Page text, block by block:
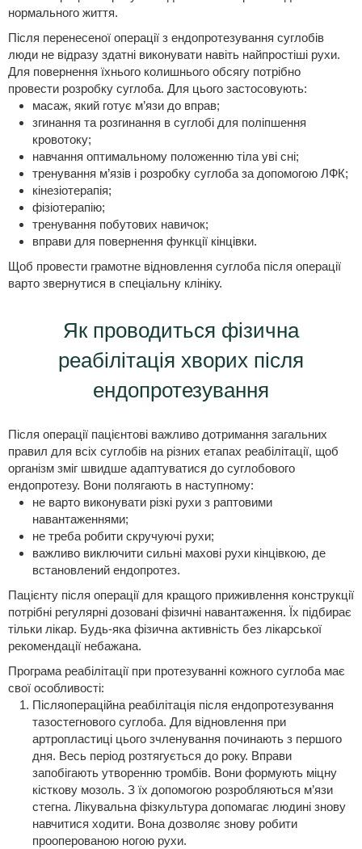
нормального життя.
Після перенесеної операції з ендопротезування суглобів
люди не відразу здатні виконувати навіть найпростіші рухи.
Для повернення їхнього колишнього обсягу потрібно
провести розробку суглоба. Для цього застосовують:
масаж, який готує м’язи до вправ;
згинання та розгинання в суглобі для поліпшення
кровотоку;
навчання оптимальному положенню тіла уві сні;
тренування м’язів і розробку суглоба за допомогою ЛФК;
кінезіотерапія;
фізіотерапію;
тренування побутових навичок;
вправи для повернення функції кінцівки.
Щоб провести грамотне відновлення суглоба після операції
варто звернутися в спеціальну клініку.
Як проводиться фізична
реабілітація хворих після
ендопротезування
Після операції пацієнтові важливо дотримання загальних
правил для всіх суглобів на різних етапах реабілітації, щоб
організм зміг швидше адаптуватися до суглобового
ендопротезу. Вони полягають в наступному:
не варто виконувати різкі рухи з раптовими
навантаженнями;
не треба робити скручуючі рухи;
важливо виключити сильні махові рухи кінцівкою, де
встановлений ендопротез.
Пацієнту після операції для кращого приживлення конструкції
потрібні регулярні дозовані фізичні навантаження. Їх підбирає
тільки лікар. Будь-яка фізична активність без лікарської
рекомендації небажана.
Програма реабілітації при протезуванні кожного суглоба має
свої особливості:
Післяопераційна реабілітація після ендопротезування
тазостегнового суглоба. Для відновлення при
артропластиці цього зчленування починають з першого
дня. Весь період розтягується до року. Вправи
запобігають утворенню тромбів. Вони формують міцну
кісткову мозоль. З їх допомогою розробляються м’язи
стегна. Лікувальна фізкультура допомагає людині знову
навчитися ходити. Вона дозволяє знову робити
прооперованою ногою рухи.